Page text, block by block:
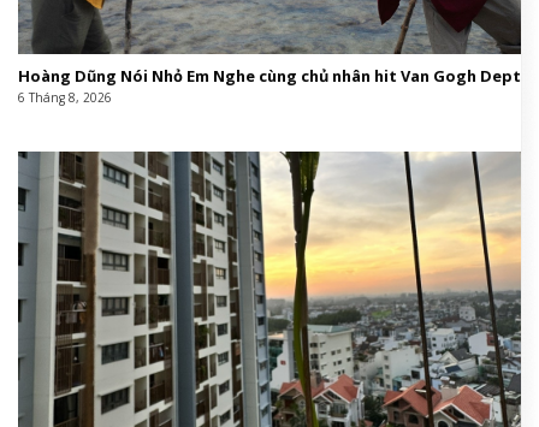
Hoàng Dũng Nói Nhỏ Em Nghe cùng chủ nhân hit Van Gogh Dept
6 Tháng 8, 2026